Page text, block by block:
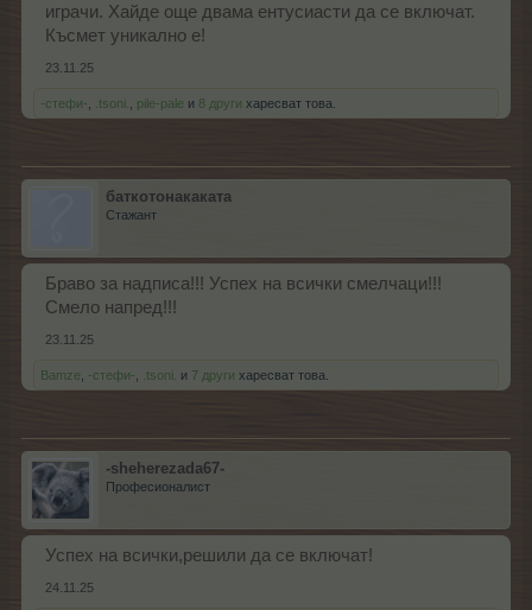
играчи. Хайде още двама ентусиасти да се включат.
Късмет уникално е!
23.11.25
-стефи- .tsoni. pile-pale и 8 други харесват това.
баткотонакаката
Стажант
Браво за надписа!!! Успех на всички смелчаци!!!
Смело напред!!!
23.11.25
Bamze -стефи- .tsoni. и 7 други харесват това.
-sheherezada67-
Професионалист
Успех на всички,решили да се включат!
24.11.25